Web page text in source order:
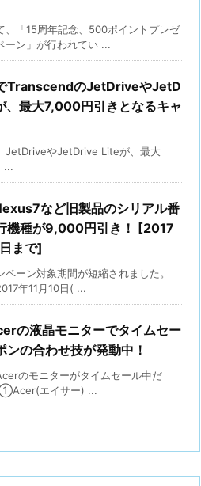
、「15周年記念、500ポイントプレゼ
ーン」が行われてい ...
TranscendのJetDriveやJetD
最大7,000円引きとなるキャ
JetDriveやJetDrive Liteが、最大
...
など旧製品のシリアル番
機種が9,000円引き！ [2017
まで]
ペーン対象期間が短縮されました。
年11月10日( ...
の液晶モニターでタイムセー
ンの合わせ技が発動中！
のモニターがタイムセール中だ
①Acer(エイサー) ...